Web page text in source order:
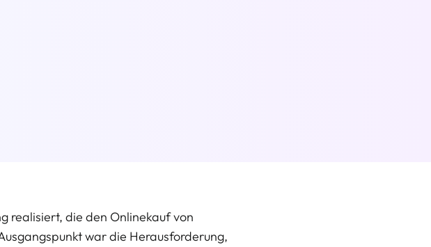
realisiert, die den Onlinekauf von
war die Herausforderung,